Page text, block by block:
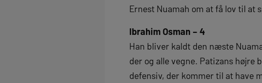
Ernest Nuamah om at få lov til at
Ibrahim Osman – 4
Han bliver kaldt den næste
der og alle vegne. Patizans højre
defensiv, der kommer til at have